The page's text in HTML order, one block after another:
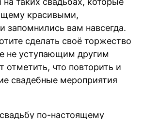
красивыми,
запомнились вам навсегда.
сделать своё торжество
не уступающим другим
отметить, что повторить и
свадебные мероприятия
по-настоящему